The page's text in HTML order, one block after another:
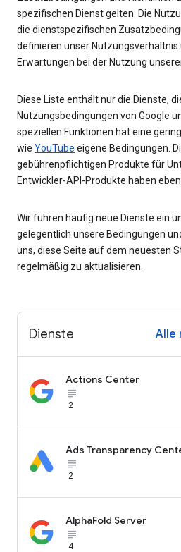
spezifischen Dienst gelten. Die
die dienstspezifischen
definieren unser Nutzungsverhältnis
Erwartungen bei der Nutzung
Diese Liste enthält nur die Dienste,
Nutzungsbedingungen von Google
speziellen Funktionen hat eine
wie YouTube eigene Bedingungen.
gebührenpflichtigen Produkte für
Entwickler-API-Produkte haben
Wir führen häufig neue Dienste ein
gelegentlich unsere Bedingungen
uns, diese Seite auf dem neuesten
regelmäßig zu aktualisieren.
Dienste Alle
Actions Center
subject_black
2
Ads Transparency
subject_black
2
AlphaFold Server
subject_black
4